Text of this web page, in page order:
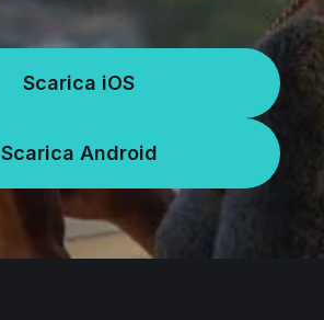
Scarica iOS
Scarica Android